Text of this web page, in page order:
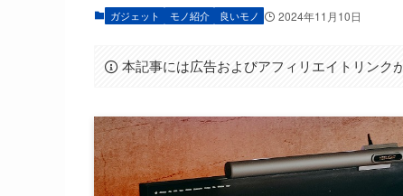
ガジェット モノ紹介 良いモノ 2024年11月10日
本記事には広告およびアフィリエイトリンク